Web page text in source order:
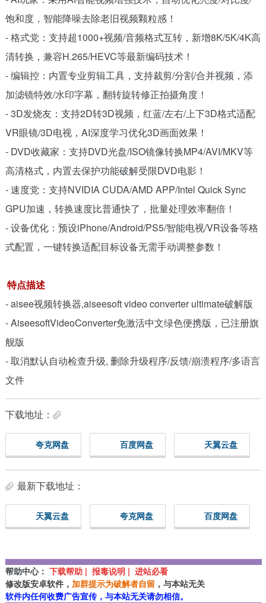
饱和度，智能降噪去除老旧视频颗粒感！
- 格式党：支持超1000+视频/音频格式互转，新增8K/5K/4K高
清转换，兼容H.265/HEVC等最新编码技术！
- 编辑控：内置专业剪辑工具，支持裁剪/分割/合并视频，添
加滤镜特效/水印字幕，翻转旋转修正拍摄角度！
- 3D发烧友：支持2D转3D视频，红蓝/左右/上下3D格式适配
VR眼镜/3D电视，AI深度学习优化3D画面效果！
- DVD收藏家：支持DVD光盘/ISO镜像转换MP4/AVI/MKV等
高清格式，内置去保护功能破解受限DVD电影！
- 速度党：支持NVIDIA CUDA/AMD APP/Intel Quick Sync
GPU加速，转换速度比普通快了，批量处理效率翻倍！
- 设备优化：预设iPhone/Android/PS5/智能电视/VR设备等格
式配置，一键转换适配目标设备无需手动调整参数！
特点描述
- aisee视频转换器,aiseesoft video converter ultimate破解版
- AiseesoftVideoConverter免激活中文绿色便携版，已注册旗
舰版
- 取消默认自动检查升级, 删除升级程序/反馈/崩溃程序/多语言
文件
下载地址：
夸克网盘 百度网盘 天翼云盘
最新下载地址：
天翼云盘 夸克网盘 百度网盘
帮助中心： 下载帮助 | 报毒说明 | 进站必看
修改版安卓软件， 加群提示为破解者自留 ，与本站无关
软件内任何收费广告宣传，与本站无关请勿相信。